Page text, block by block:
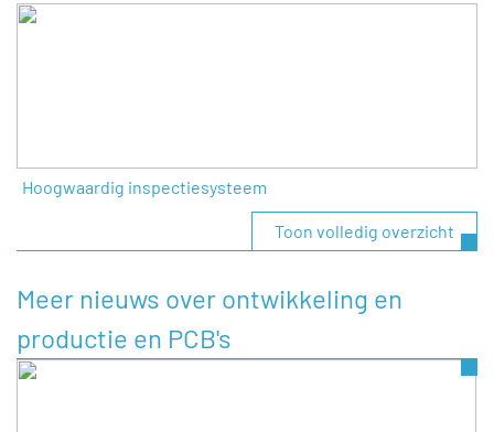
Hoogwaardig inspectiesysteem
Toon volledig overzicht
Meer nieuws over ontwikkeling en
productie en PCB's